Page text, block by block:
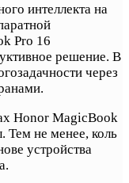
интеллекта на
Pro 16
решение. В
через
Honor MagicBook
Тем не менее, коль
устройства